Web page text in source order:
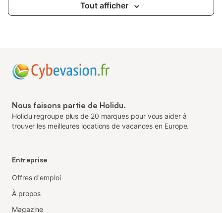
Tout afficher
Nous faisons partie de Holidu.
Holidu regroupe plus de 20 marques pour vous aider à
trouver les meilleures locations de vacances en Europe.
Entreprise
Offres d'emploi
À propos
Magazine